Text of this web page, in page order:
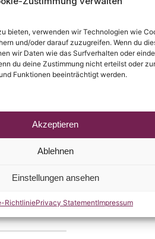
bieten, verwenden wir Technologien wie
und/oder darauf zuzugreifen. Wenn du
wir Daten wie das Surfverhalten oder
du deine Zustimmung nicht erteilst oder
Funktionen beeinträchtigt werden.
Akzeptieren
Ablehnen
Einstellungen ansehen
RichtliniePrivacy StatementImpressum
134 Bewertungen
den Termin für die
Konzept ist super
den Sitz gelegt und wenn
gefunden wurde, sucht
aus. Alles total